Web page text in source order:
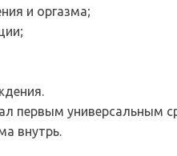
и оргазма;
первым универсальным
внутрь.